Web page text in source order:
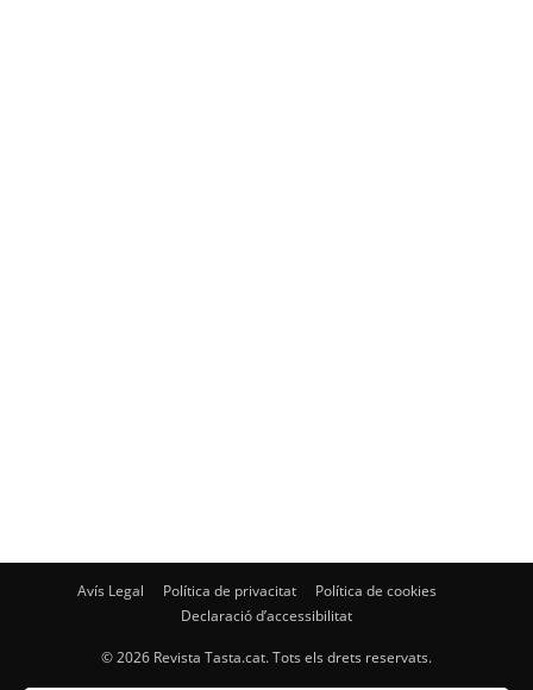
Avís Legal Política de privacitat
Política de cookies
Declaració d’accessibilitat
© 2026 Revista Tasta.cat. Tots els drets reservats.